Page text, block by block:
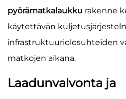
pyörämatkalaukku rakenne
käytettävän
infrastruktuuriolosuhteiden
matkojen aikana.
Laadunvalvonta ja